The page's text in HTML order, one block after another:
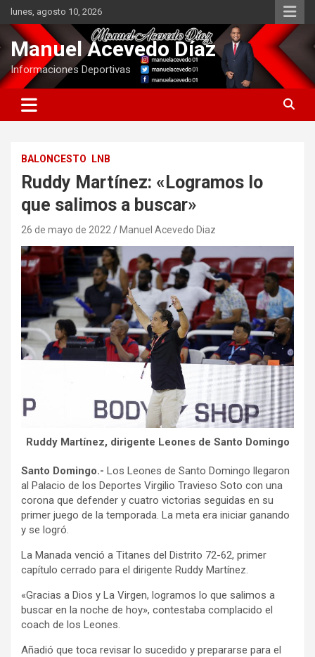
Saltar
contenido
lunes, agosto 10, 2026
Manuel Acevedo Díaz
Informaciones Deportivas
BALONCESTO LNB
Ruddy Martínez: «Logramos lo
que salimos a buscar»
26 de mayo de 2022 Manuel Acevedo Diaz
Ruddy Martínez, dirigente Leones de Santo Domingo
Santo Domingo.- Los Leones de Santo Domingo llegaron
al Palacio de los Deportes Virgilio Travieso Soto con una
corona que defender y cuatro victorias seguidas en su
primer juego de la temporada. La meta era iniciar ganando
y se logró.
La Manada venció a Titanes del Distrito 72-62, primer
capítulo cerrado para el dirigente Ruddy Martínez.
«Gracias a Dios y La Virgen, logramos lo que salimos a
buscar en la noche de hoy», contestaba complacido el
coach de los Leones.
Añadió que toca revisar lo sucedido y prepararse para el